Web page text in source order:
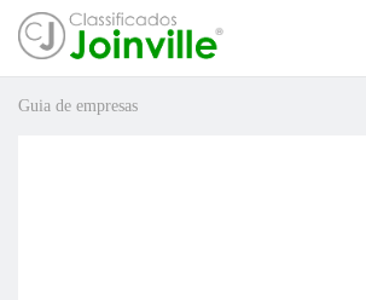
Guia de empresas